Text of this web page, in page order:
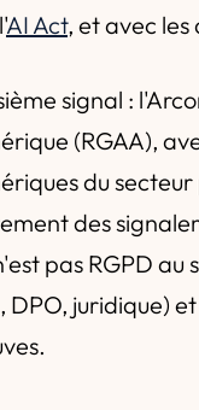
AI Act, et avec les
signal :
(RGAA),
du
des
pas RGPD
DPO, juridique)